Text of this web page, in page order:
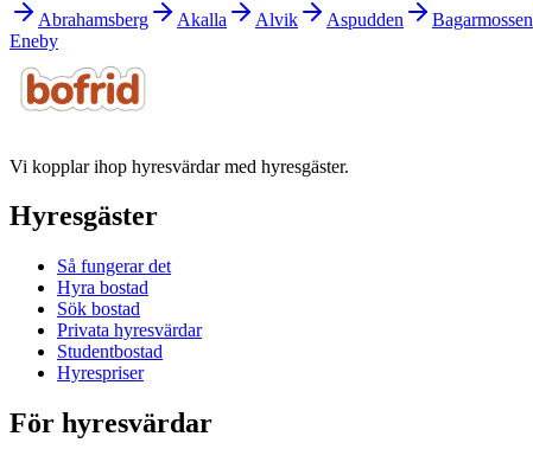
Abrahamsberg Akalla Alvik Aspudden Bagarmossen
Eneby
Vi kopplar ihop hyresvärdar med hyresgäster.
Hyresgäster
Så fungerar det
Hyra bostad
Sök bostad
Privata hyresvärdar
Studentbostad
Hyrespriser
För hyresvärdar